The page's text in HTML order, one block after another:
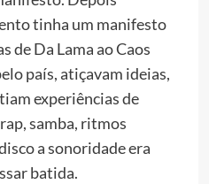
tinha um manifesto
de Da Lama ao Caos
país, atiçavam ideias,
experiências de
samba, ritmos
a sonoridade era
batida.